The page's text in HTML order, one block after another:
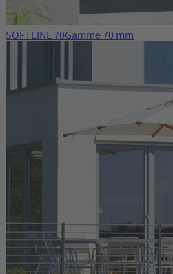
SOFTLINE 70Gamme 70 mm